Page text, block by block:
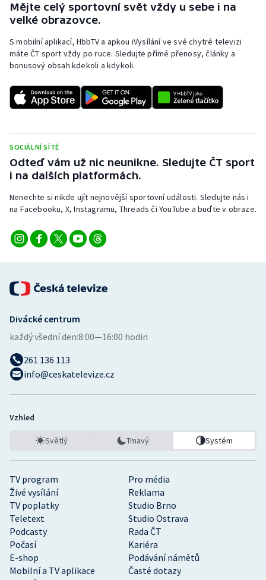
Stolní tenis
Triatlon
Vodní slalom
Volejbal
Ostatní
Mějte celý sportovní svět vždy u sebe i na
velké obrazovce.
S mobilní aplikací, HbbTV a apkou iVysílání ve své chytré televizi
máte ČT sport vždy po ruce. Sledujte přímé přenosy, články a
bonusový obsah kdekoli a kdykoli.
SOCIÁLNÍ SÍTĚ
Odteď vám už nic neunikne. Sledujte ČT sport
i na dalších platformách.
Nenechte si nikde ujít nejnovější sportovní události. Sledujte nás i
na Facebooku, X, Instagramu, Threads či YouTube a buďte v obraze.
TV program
Pro média
Živé vysílání
Reklama
TV poplatky
Studio Brno
Teletext
Studio Ostrava
Podcasty
Rada ČT
Počasí
Kariéra
E-shop
Podávání námětů
Mobilní a TV aplikace
Časté dotazy
Divácké centrum
každý všední den:8:00—16:00 hodin
261 136 113
info@ceskatelevize.cz
Vzhled
Světlý Tmavý Systém